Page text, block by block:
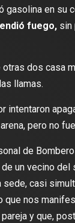
gasolina en su
fuego, sin
otras dos casa
llamas.
intentaron
pero no
de
un vecino del
sede, casi
que nos
pareja y que,